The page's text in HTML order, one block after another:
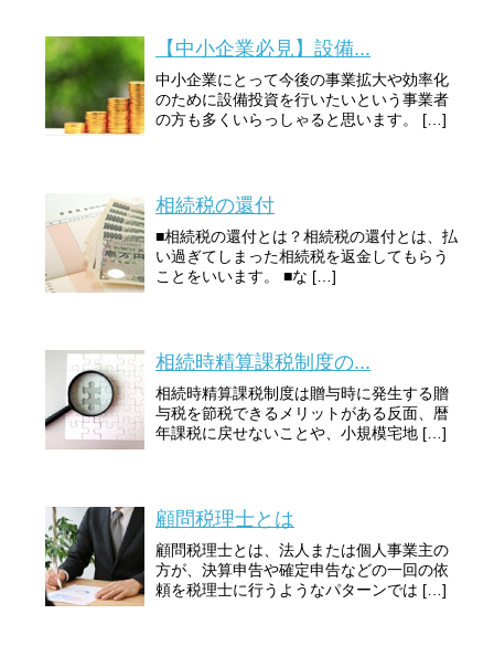
【中小企業必見】設備...
中小企業にとって今後の事業拡大や効率化
のために設備投資を行いたいという事業者
の方も多くいらっしゃると思います。 […]
相続税の還付
■相続税の還付とは？相続税の還付とは、払
い過ぎてしまった相続税を返金してもらう
ことをいいます。 ■な […]
相続時精算課税制度の...
相続時精算課税制度は贈与時に発生する贈
与税を節税できるメリットがある反面、暦
年課税に戻せないことや、小規模宅地 […]
顧問税理士とは
顧問税理士とは、法人または個人事業主の
方が、決算申告や確定申告などの一回の依
頼を税理士に行うようなパターンでは […]